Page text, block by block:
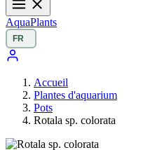
AquaPlants
Accueil
Plantes d'aquarium
Pots
Rotala sp. colorata